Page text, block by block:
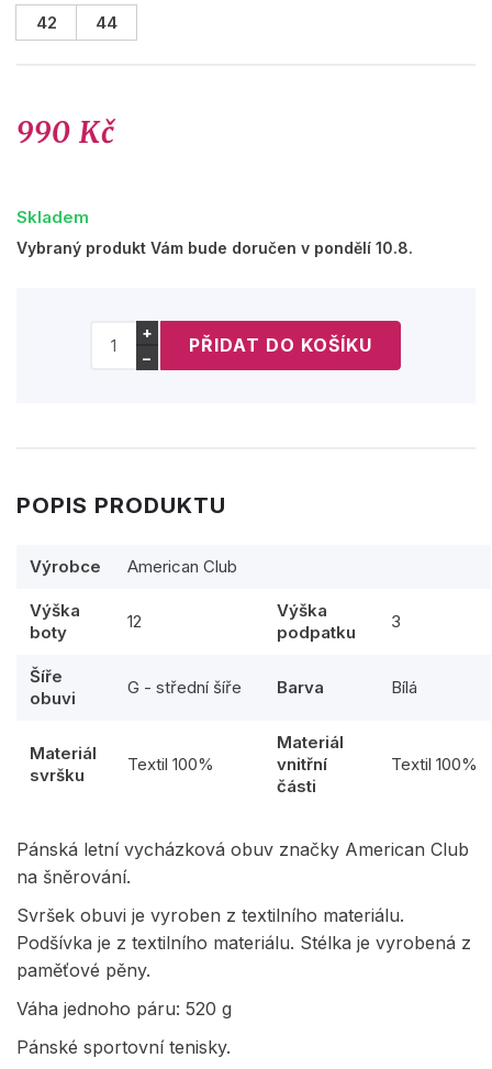
42 44
990 Kč
Skladem
Vybraný produkt Vám bude doručen v pondělí 10.8.
+
−
POPIS PRODUKTU
Výrobce American Club
Výška
boty
12
Výška
podpatku
3
Šíře
obuvi
G - střední šíře Barva Bílá
Materiál
svršku
Textil 100%
Materiál
vnitřní
části
Textil 100%
Pánská letní vycházková obuv značky American Club
na šněrování.
Svršek obuvi je vyroben z textilního materiálu.
Podšívka je z textilního materiálu. Stélka je vyrobená z
paměťové pěny.
Váha jednoho páru: 520 g
Pánské sportovní tenisky.